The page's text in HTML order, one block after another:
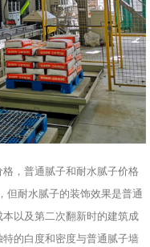
，普通腻子和耐水腻子价格
但耐水腻子的装饰效果是普通
以及第二次翻新时的建筑成
的白度和密度与普通腻子墙